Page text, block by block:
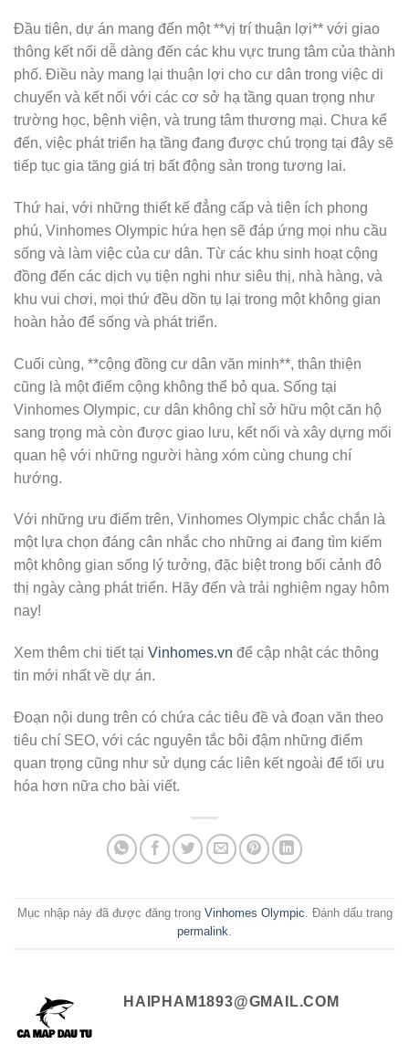
Đầu tiên, dự án mang đến một **vị trí thuận lợi** với giao
thông kết nối dễ dàng đến các khu vực trung tâm của thành
phố. Điều này mang lại thuận lợi cho cư dân trong việc di
chuyển và kết nối với các cơ sở hạ tầng quan trọng như
trường học, bệnh viện, và trung tâm thương mại. Chưa kể
đến, việc phát triển hạ tầng đang được chú trọng tại đây sẽ
tiếp tục gia tăng giá trị bất động sản trong tương lai.
Thứ hai, với những thiết kế đẳng cấp và tiện ích phong
phú, Vinhomes Olympic hứa hẹn sẽ đáp ứng mọi nhu cầu
sống và làm việc của cư dân. Từ các khu sinh hoạt cộng
đồng đến các dịch vụ tiện nghi như siêu thị, nhà hàng, và
khu vui chơi, mọi thứ đều dồn tụ lại trong một không gian
hoàn hảo để sống và phát triển.
Cuối cùng, **cộng đồng cư dân văn minh**, thân thiện
cũng là một điểm cộng không thể bỏ qua. Sống tại
Vinhomes Olympic, cư dân không chỉ sở hữu một căn hộ
sang trọng mà còn được giao lưu, kết nối và xây dựng mối
quan hệ với những người hàng xóm cùng chung chí
hướng.
Với những ưu điểm trên, Vinhomes Olympic chắc chắn là
một lựa chọn đáng cân nhắc cho những ai đang tìm kiếm
một không gian sống lý tưởng, đặc biệt trong bối cảnh đô
thị ngày càng phát triển. Hãy đến và trải nghiệm ngay hôm
nay!
Xem thêm chi tiết tại Vinhomes.vn để cập nhật các thông
tin mới nhất về dự án.
Đoạn nội dung trên có chứa các tiêu đề và đoạn văn theo
tiêu chí SEO, với các nguyên tắc bôi đậm những điểm
quan trọng cũng như sử dụng các liên kết ngoài để tối ưu
hóa hơn nữa cho bài viết.
Mục nhập này đã được đăng trong Vinhomes Olympic. Đánh dấu trang
permalink.
HAIPHAM1893@GMAIL.COM